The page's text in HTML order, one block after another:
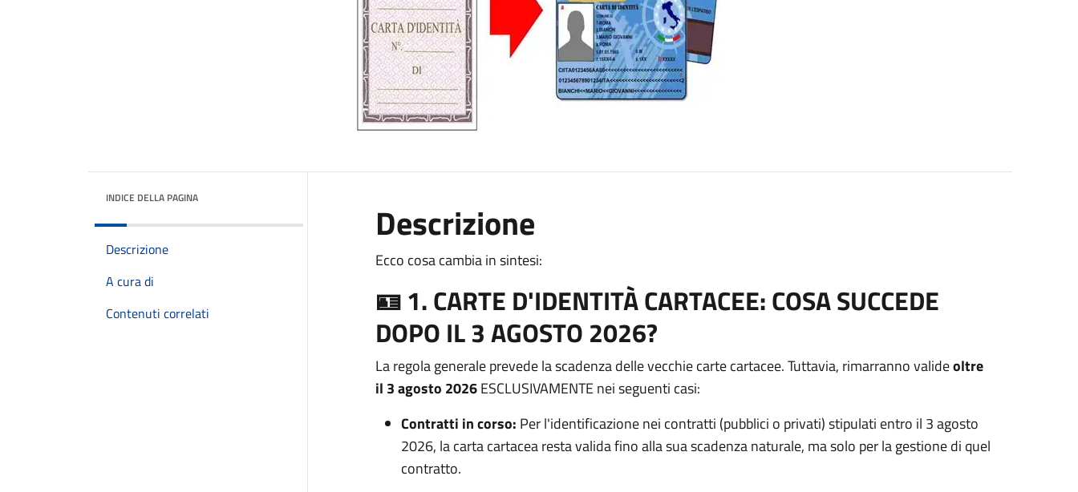
INDICE DELLA PAGINA
Descrizione
A cura di
Contenuti correlati
Descrizione
Ecco cosa cambia in sintesi:
🪪 1. CARTE D'IDENTITÀ CARTACEE: COSA SUCCEDE
DOPO IL 3 AGOSTO 2026?
La regola generale prevede la scadenza delle vecchie carte cartacee. Tuttavia, rimarranno valideoltre
il 3 agosto 2026ESCLUSIVAMENTE nei seguenti casi:
Contratti in corso: Per l'identificazione nei contratti (pubblici o privati) stipulati entro il 3 agosto
2026, la carta cartacea resta valida fino alla sua scadenza naturale, ma solo per la gestione di quel
contratto.